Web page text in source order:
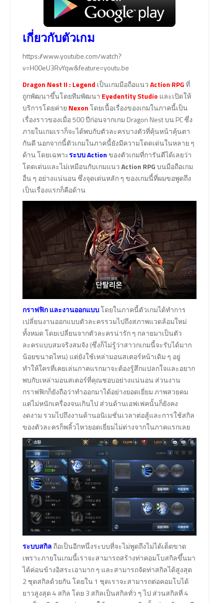
เกี่ยวกับตัวเกม
https://www.youtube.com/watch?
v=H00eU3RvYqw&feature=youtu.be
Dragon Nest II : Legend เป็นเกมมือถือแนวAction RPGที่
ถูกพัฒนาขึ้นโดยทีมพัฒนา Eyedentity Studio และเปิดให้
บริการโดยค่าย Nexonโดยเนื้อเรื่องของเกมในภาคนี้เป็น
เรื่องราวของเมื่อ 500 ปีก่อนจากเกม Dragon Nest บน PC ซึ่ง
ภายในเกมเราก็จะได้พบกับตัวละครบางตัวที่คุ้นหน้าคุ้นตา
กันดี นอกจากนี้ตัวเกมในภาคนี้ยังมีความโดดเด่นในหลาย ๆ
ด้าน โดยเฉพาะระบบ Actionของตัวเกมที่การันตีได้เลยว่า
โดดเด่นและไม่เหมือนกับเกมแนวAction RPGบนมือถือเกม
อื่น ๆ อย่างแน่นอน ซึ่งจุดเด่นหลัก ๆ ของเกมนี้ที่ผมขอพูดถึง
เป็นเรื่องแรกก็คือด้าน
กราฟฟิก และงานออกแบบโดยในภาคนี้ตัวเกมได้ทำการ
เปลี่ยนงานออกแบบตัวละครรวมไปถึงสภาพแวดล้อมใหม่
ทั้งหมด โดยเปลี่ยนจากตัวละครน่ารัก ๆ กลายมาเป็นตัว
ละครแบบสมจริงสมจัง (ซึ่งก็ไม่รู้ว่าสาวกเกมนี้จะรับได้มาก
น้อยขนาดไหน) แต่ยังใช้เหล่ามอนสเตอร์หน้าเดิม ๆ อยู่
ทำให้ใครที่เคยเล่นภาคแรกมาจะต้องรู้สึกแปลกใจและอยาก
พบกับเหล่ามอนสเตอร์ที่คุณชอบอย่างแน่นอน ส่วนงาน
กราฟฟิกก็ยังถือว่าทำออกมาได้อย่างยอดเยี่ยม ภาพสวยคม
แต่ไม่หนักเครื่องจนเกินไป ส่วนด้านเอฟเฟคนั้นก็ยังคง
งดงาม รวมไปถึงงานด้านอนิเมชั่นเวลาต่อสู้และการใช้สกิล
ของตัวละครก็พลิ้วไหวยอดเยี่ยมไม่ต่างจากในภาคแรกเลย
ระบบสกิลถือเป็นอีกหนึ่งระบบที่จะไม่พูดถึงไม่ได้เด็ดขาด
เพราะภายในเกมนี้เราจะสามารถสร้างท่าคอมโบสกิลขึ้นมา
ได้ค่อนข้างอิสระเอามาก ๆ และสามารถจัดท่าสกิลได้สูงสุด
2 ชุดสกิลด้วยกัน โดยใน 1 ชุดเราจะสามารถต่อคอมโบได้
ยาวสูงสุด 4 สกิล โดย 3 สกิลเป็นสกิลทั่ว ๆ ไป ส่วนสกิลที่ 4